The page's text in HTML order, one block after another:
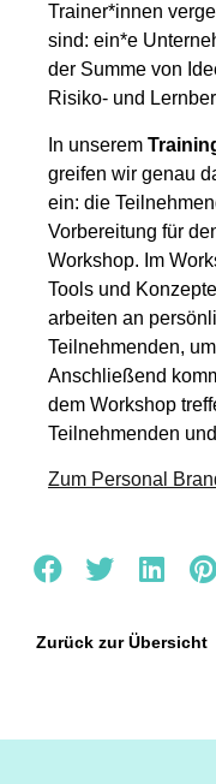
Trainer*innen
sind: ein*e
der Summe von
Risiko- und
In unserem
greifen wir genau
ein: die
Vorbereitung für
Workshop. Im
Tools und
arbeiten an
Teilnehmenden,
Anschließend
dem Workshop
Teilnehmenden
Zum Personal
Zurück zur Übersicht